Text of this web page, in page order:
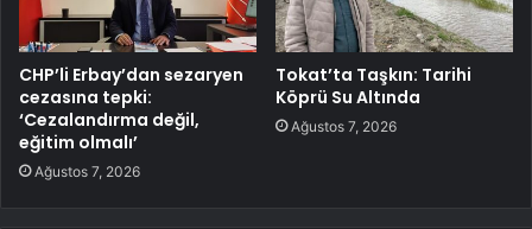
CHP’li Erbay’dan sezaryen
cezasına tepki:
‘Cezalandırma değil,
eğitim olmalı’
Ağustos 7, 2026
Tokat’ta Taşkın: Tarihi
Köprü Su Altında
Ağustos 7, 2026